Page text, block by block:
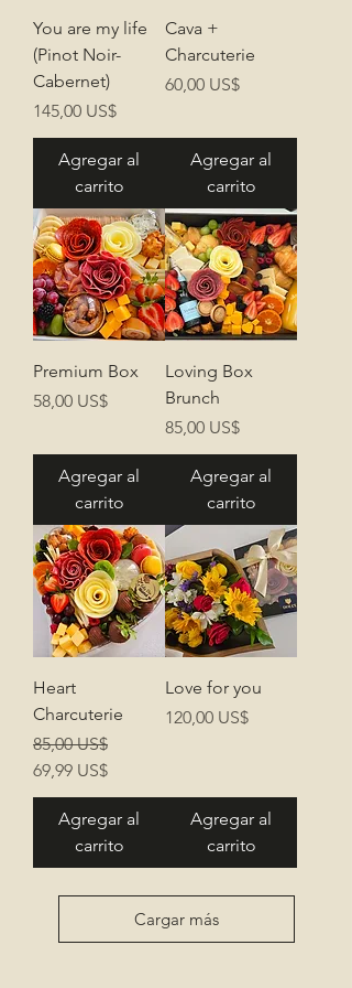
You are my life
(Pinot Noir-
Cabernet)
Precio
145,00 US$
Agregar al
carrito
Cava +
Charcuterie
Precio
60,00 US$
Agregar al
carrito
Premium Box
Precio
58,00 US$
Agregar al
carrito
Loving Box
Brunch
Precio
85,00 US$
Agregar al
carrito
Heart
Charcuterie
Precio
85,00 US$
Precio de oferta
69,99 US$
Agregar al
carrito
Love for you
Precio
120,00 US$
Agregar al
carrito
Cargar más